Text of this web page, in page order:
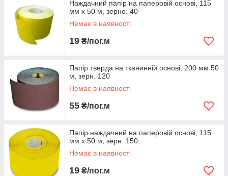
Наждачний папір на паперовій основі, 115
мм х 50 м, зерно. 40
Немає в наявності
19 ₴/пог.м
Папір тверда на тканинній основі, 200 мм 50
м, зерн. 120
Немає в наявності
55 ₴/пог.м
Папір наждачний на паперовій основі, 115
мм х 50 м, зерн. 150
Немає в наявності
19 ₴/пог.м